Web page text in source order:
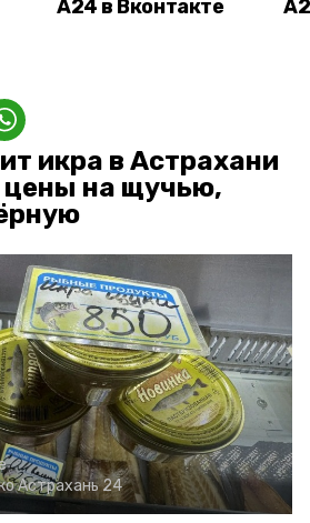
А24 в Вконтакте
икра в Астрахани
цены на щучью,
Астрахань 24